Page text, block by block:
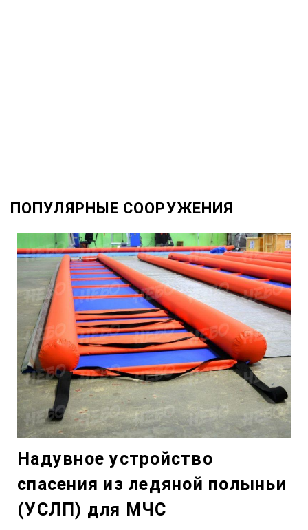
ПОПУЛЯРНЫЕ СООРУЖЕНИЯ
Надувное устройство
спасения из ледяной полыньи
(УСЛП) для МЧС